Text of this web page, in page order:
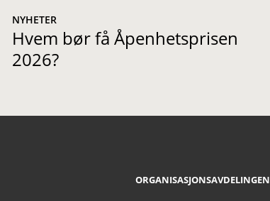
NYHETER
Hvem bør få Åpenhetsprisen
2026?
ORGANISASJONSAVDELINGEN